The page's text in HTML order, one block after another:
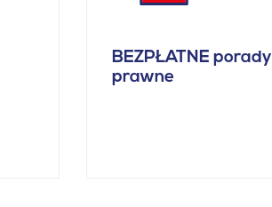
BEZPŁATNE porady
prawne